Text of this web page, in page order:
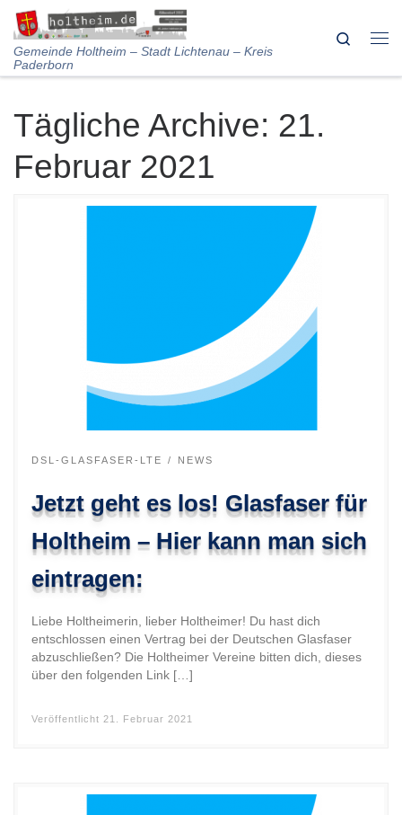
Skip to content
Gemeinde Holtheim – Stadt Lichtenau – Kreis
Paderborn
Search
Tägliche Archive: 21.
Februar 2021
DSL-GLASFASER-LTE NEWS
Jetzt geht es los! Glasfaser für
Holtheim – Hier kann man sich
eintragen:
Liebe Holtheimerin, lieber Holtheimer! Du hast dich
entschlossen einen Vertrag bei der Deutschen Glasfaser
abzuschließen? Die Holtheimer Vereine bitten dich, dieses
über den folgenden Link […]
Veröffentlicht 21. Februar 2021